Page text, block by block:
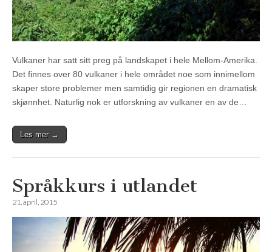
Vulkaner har satt sitt preg på landskapet i hele Mellom-Amerika.
Det finnes over 80 vulkaner i hele området noe som innimellom
skaper store problemer men samtidig gir regionen en dramatisk
skjønnhet. Naturlig nok er utforskning av vulkaner en av de…
Les mer →
Språkkurs i utlandet
21. april, 2015